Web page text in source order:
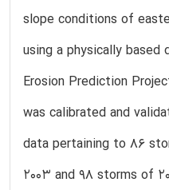
slope conditions of
using a physically
Erosion Prediction
was calibrated and
data pertaining to 86
2003 and 98 storms of